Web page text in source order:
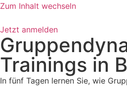
Zum Inhalt wechseln
Jetzt anmelden
Trainings in
In fünf Tagen lernen Sie, wie